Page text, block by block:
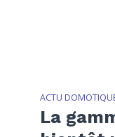
ACTU
La